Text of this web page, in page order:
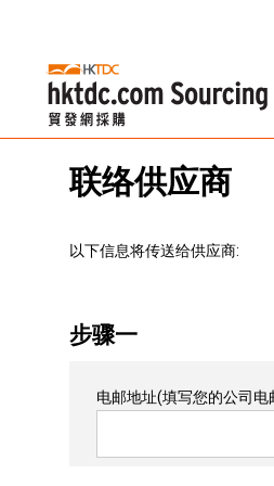
联络供应商
以下信息将传送给供应商:
步骤一
电邮地址(填写您的公司电